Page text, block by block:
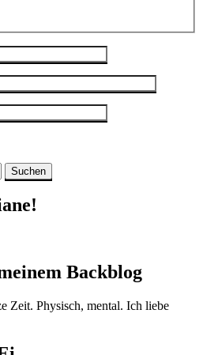
Backblog
Zeit. Physisch, mental. Ich liebe